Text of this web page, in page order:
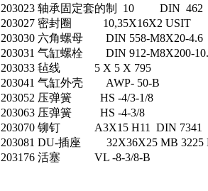
203023 轴承固定套的制 10 DIN 462
203027 密封圈 10,35X16X2 USIT
203030 六角螺母 DIN 558-M8X20-4.6
203031 气缸螺栓 DIN 912-M8X200-
203033 毡线 5 X 5 X 795
203041 气缸外壳 AWP- 50-B
203052 压弹簧 HS -4/3-1/8
203063 压弹簧 HS -4-3/8
203070 铆钉 A3X15 H11 DIN 7341
203081 DU-插座 32X36X25 MB 3225
203176 活塞 VL -8-3/8-B